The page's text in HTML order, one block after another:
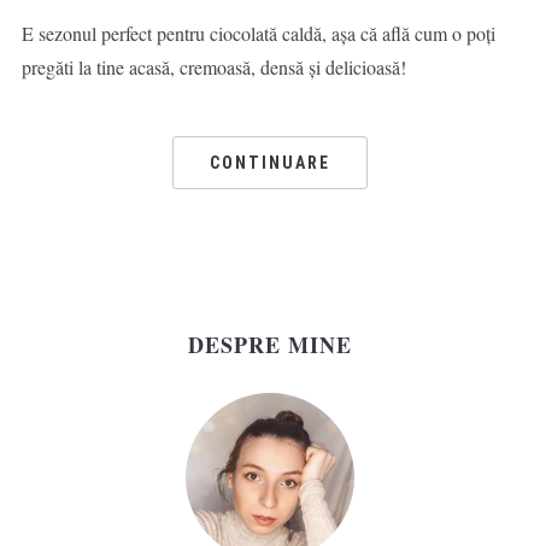
E sezonul perfect pentru ciocolată caldă, așa că află cum o poți
pregăti la tine acasă, cremoasă, densă și delicioasă!
CONTINUARE
DESPRE MINE